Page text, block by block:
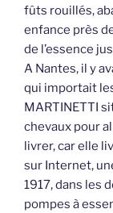
fûts rouillés,
enfance près
de l’essence
A Nantes, il y
qui importait
MARTINETTI
chevaux pour
livrer, car elle
sur Internet,
1917, dans les
pompes à